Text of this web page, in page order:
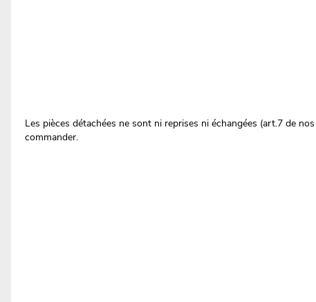
Les pièces détachées ne sont ni reprises ni échangées (art.7 de
commander.